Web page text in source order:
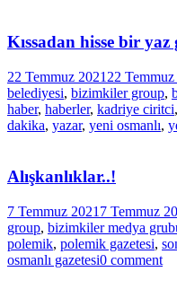
Kıssadan hisse bir
22 Temmuz 2021 22 Temmuz
belediyesi, bizimkiler group,
haber, haberler, kadriye ciritci,
dakika, yazar, yeni osmanlı,
Alışkanlıklar..!
7 Temmuz 2021 7 Temmuz
group, bizimkiler medya
polemik, polemik gazetesi,
osmanlı gazetesi0 comment